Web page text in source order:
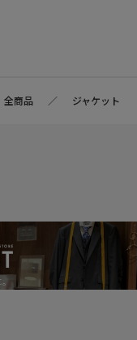
全商品 ジャケット